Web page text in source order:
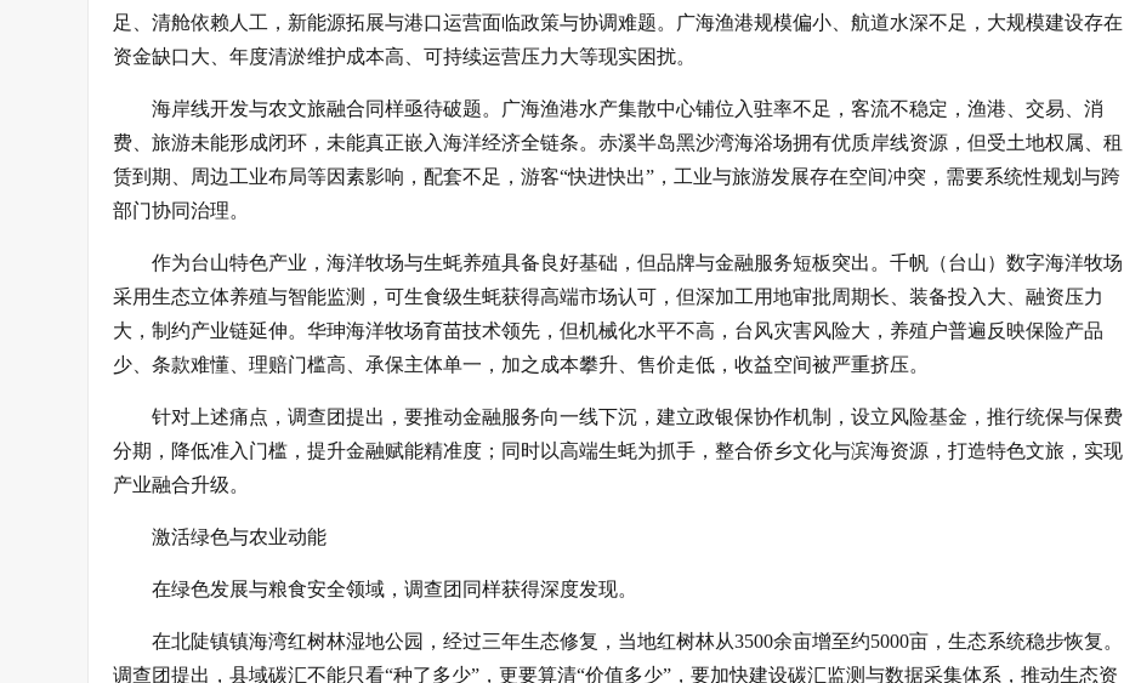
足、清舱依赖人工，新能源拓展与港口运营面临政策与协调难题。广海渔港规模偏小、航道水深不足，大规模建设存在
资金缺口大、年度清淤维护成本高、可持续运营压力大等现实困扰。
海岸线开发与农文旅融合同样亟待破题。广海渔港水产集散中心铺位入驻率不足，客流不稳定，渔港、交易、消
费、旅游未能形成闭环，未能真正嵌入海洋经济全链条。赤溪半岛黑沙湾海浴场拥有优质岸线资源，但受土地权属、租
赁到期、周边工业布局等因素影响，配套不足，游客“快进快出”，工业与旅游发展存在空间冲突，需要系统性规划与跨
部门协同治理。
作为台山特色产业，海洋牧场与生蚝养殖具备良好基础，但品牌与金融服务短板突出。千帆（台山）数字海洋牧场
采用生态立体养殖与智能监测，可生食级生蚝获得高端市场认可，但深加工用地审批周期长、装备投入大、融资压力
大，制约产业链延伸。华珅海洋牧场育苗技术领先，但机械化水平不高，台风灾害风险大，养殖户普遍反映保险产品
少、条款难懂、理赔门槛高、承保主体单一，加之成本攀升、售价走低，收益空间被严重挤压。
针对上述痛点，调查团提出，要推动金融服务向一线下沉，建立政银保协作机制，设立风险基金，推行统保与保费
分期，降低准入门槛，提升金融赋能精准度；同时以高端生蚝为抓手，整合侨乡文化与滨海资源，打造特色文旅，实现
产业融合升级。
激活绿色与农业动能
在绿色发展与粮食安全领域，调查团同样获得深度发现。
在北陡镇镇海湾红树林湿地公园，经过三年生态修复，当地红树林从3500余亩增至约5000亩，生态系统稳步恢复。
调查团提出，县域碳汇不能只看“种了多少”，更要算清“价值多少”，要加快建设碳汇监测与数据采集体系，推动生态资